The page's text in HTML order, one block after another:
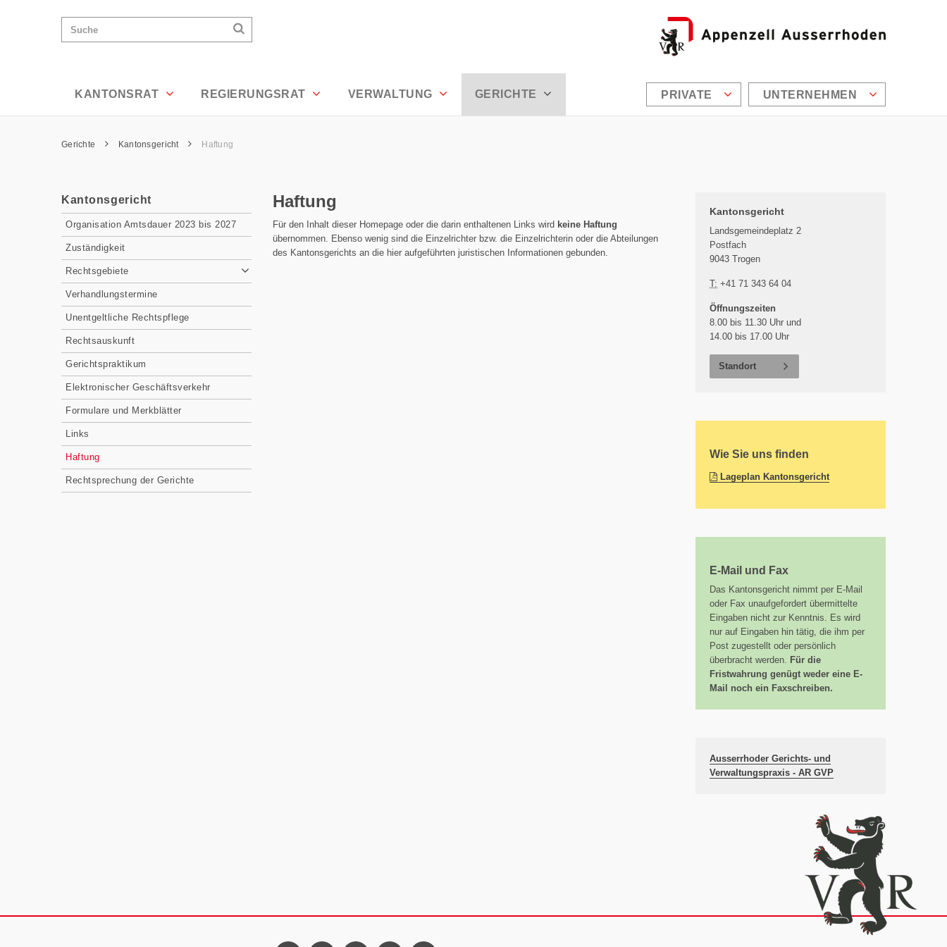
Suchen
KANTONSRAT
REGIERUNGSRAT VERWALTUNG GERICHTE PRIVATE UNTERNEHMEN
Inhalt
Pfadnavigation
Gerichte Kantonsgericht Haftung
Kantonsgericht
Subnavigation
Organisation Amtsdauer 2023 bis 2027
Zuständigkeit
Rechtsgebiete
Verhandlungstermine
Unentgeltliche Rechtspflege
Rechtsauskunft
Gerichtspraktikum
Elektronischer Geschäftsverkehr
Formulare und Merkblätter
Links
Haftung
Rechtsprechung der Gerichte
Haftung
Für den Inhalt dieser Homepage oder die darin enthaltenen Links wird keine Haftung
übernommen. Ebenso wenig sind die Einzelrichter bzw. die Einzelrichterin oder die Abteilungen
des Kantonsgerichts an die hier aufgeführten juristischen Informationen gebunden.
Kantonsgericht
Landsgemeindeplatz 2
Postfach
9043 Trogen
T: +41 71 343 64 04
Öffnungszeiten
8.00 bis 11.30 Uhr und
14.00 bis 17.00 Uhr
Standort
Wie Sie uns finden
Lageplan Kantonsgericht(pdf)
E-Mail und Fax
Das Kantonsgericht nimmt per E-Mail
oder Fax unaufgefordert übermittelte
Eingaben nicht zur Kenntnis. Es wird
nur auf Eingaben hin tätig, die ihm per
Post zugestellt oder persönlich
überbracht werden. Für die
Fristwahrung genügt weder eine E-
Mail noch ein Faxschreiben.
Ausserrhoder Gerichts- und
Verwaltungspraxis - AR GVP